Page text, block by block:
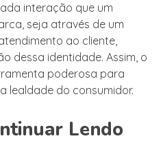
interação que um
seja através de um
ao cliente,
dessa identidade. Assim, o
poderosa para
lealdade do consumidor.
Lendo